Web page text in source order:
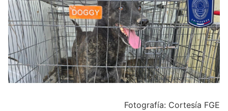
Fotografía: Cortesía FGE